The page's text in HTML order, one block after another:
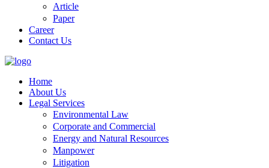
Article
Paper
Career
Contact Us
Home
About Us
Legal Services
Environmental Law
Corporate and Commercial
Energy and Natural Resources
Manpower
Litigation